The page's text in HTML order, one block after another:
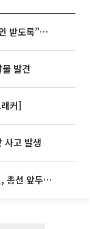
김정관 장관 “반도체 성과급, 주총 승인 받도록”…상법·자본시장법 개정 시사
발견
커]
사고 발생
고 시간 끌기”